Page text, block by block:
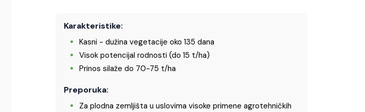
Karakteristike:
Kasni - dužina vegetacije oko 135 dana
Visok potencijal rodnosti (do 15 t/ha)
Prinos silaže do 70-75 t/ha
Preporuka:
Za plodna zemljišta u uslovima visoke primene agrotehničkih